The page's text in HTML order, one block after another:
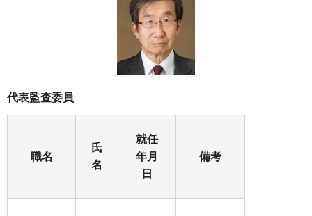
代表監査委員
職名
氏
名
就任
年月
日
備考